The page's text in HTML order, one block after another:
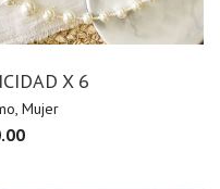
X 6
, Mujer